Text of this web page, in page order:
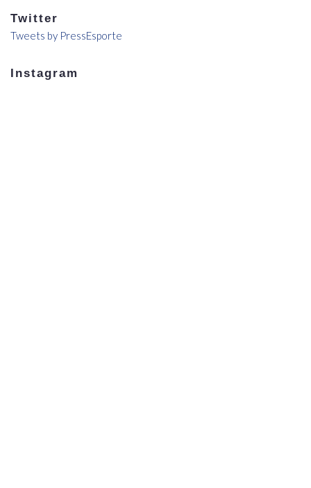
Twitter
Tweets by PressEsporte
Instagram